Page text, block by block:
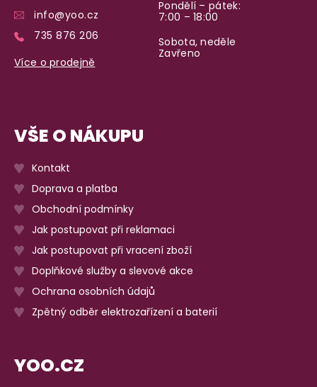
Na rychlosti záleží! Vše důležité máme
a okamžitě odesíláme.
info@yoo.cz
735 876 206
Více o prodejně
Pondělí – pátek:
7:00 – 18:00
Sobota, neděle
Zavřeno
VŠE O NÁKUPU
Kontakt
Doprava a platba
Obchodní podmínky
Jak postupovat při reklamaci
Jak postupovat při vracení zboží
Doplňkové služby a slevové akce
Ochrana osobních údajů
Zpětný odběr elektrozařízení a baterií
YOO.CZ